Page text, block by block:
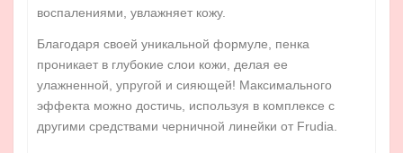
воспалениями, увлажняет кожу.
Благодаря своей уникальной формуле, пенка
проникает в глубокие слои кожи, делая ее
улажненной, упругой и сияющей! Максимального
эффекта можно достичь, используя в комплексе с
другими средствами черничной линейки от Frudia.